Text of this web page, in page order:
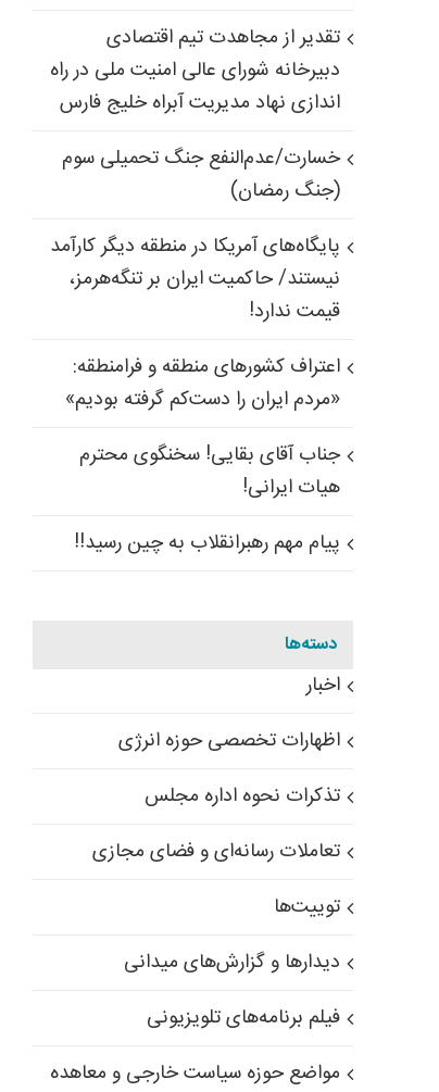
تقدیر از مجاهدت تیم اقتصادی
دبیرخانه شورای عالی امنیت ملی در راه
اندازی نهاد مدیریت آبراه خلیج فارس
خسارت/عدم‌النفع جنگ تحمیلی سوم
(جنگ رمضان)
پایگاه‌های آمریکا در منطقه دیگر کارآمد
نیستند/ حاکمیت ایران بر تنگه‌هرمز،
قیمت ندارد!
اعتراف کشورهای منطقه و فرامنطقه:
«مردم ایران را دست‌کم گرفته بودیم»
جناب آقای بقایی! سخنگوی محترم
هیات ایرانی!
پیام مهم رهبرانقلاب به چین رسید!!
دسته‌ها
اخبار
اظهارات تخصصی حوزه انرژی
تذکرات نحوه اداره مجلس
تعاملات رسانه‌ای و فضای مجازی
توییت‌ها
دیدارها و گزارش‌های میدانی
فیلم برنامه‌های تلویزیونی
مواضع حوزه سیاست خارجی و معاهده